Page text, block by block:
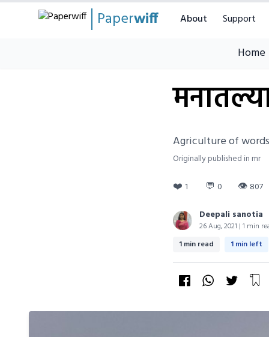
Paperwiff About Support
Home
Agriculture of words
Originally published in mr
❤️ 1 💬 0 👁 807
Deepali sanotia
26 Aug, 2021 | 1 min
1 min read
1 min left